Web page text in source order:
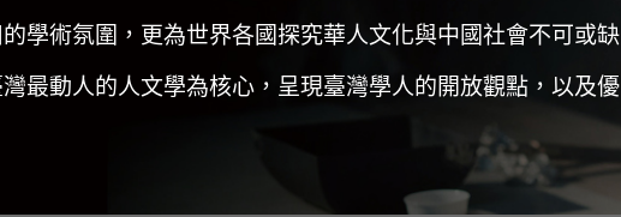
學術氛圍，更為世界各國探究華人文化與中國社會不可或缺
最動人的人文學為核心，呈現臺灣學人的開放觀點，以及優